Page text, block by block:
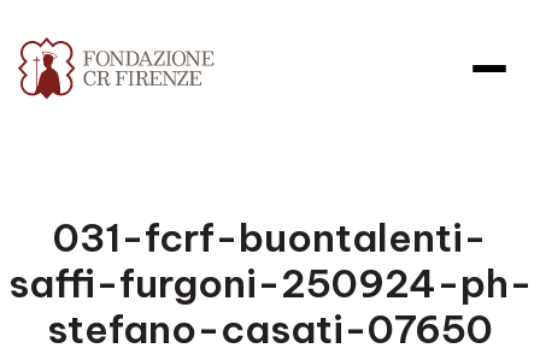
031-fcrf-buontalenti-
saffi-furgoni-250924-ph-
stefano-casati-07650